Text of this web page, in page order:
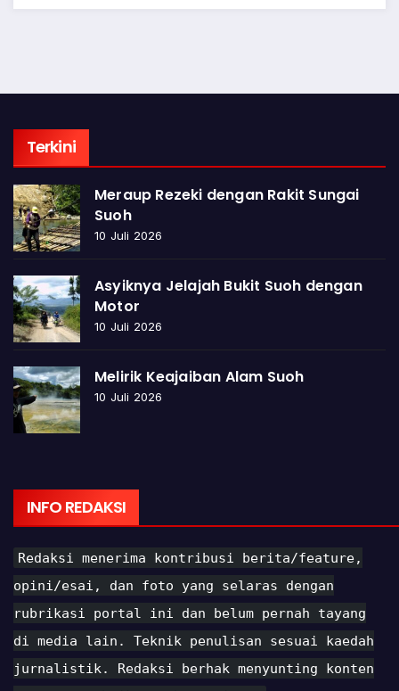
Terkini
Meraup Rezeki dengan Rakit Sungai
Suoh
10 Juli 2026
Asyiknya Jelajah Bukit Suoh dengan
Motor
10 Juli 2026
Melirik Keajaiban Alam Suoh
10 Juli 2026
INFO REDAKSI
Redaksi menerima kontribusi berita/feature,
opini/esai, dan foto yang selaras dengan
rubrikasi portal ini dan belum pernah tayang
di media lain. Teknik penulisan sesuai kaedah
jurnalistik. Redaksi berhak menyunting konten